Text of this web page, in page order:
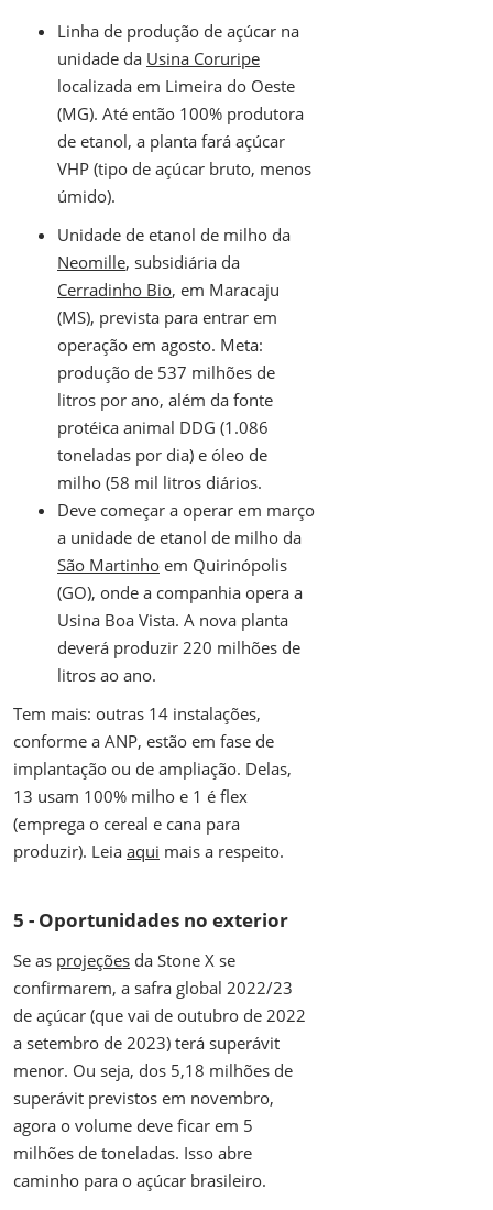
Linha de produção de açúcar na
unidade da Usina Coruripe
localizada em Limeira do Oeste
(MG). Até então 100% produtora
de etanol, a planta fará açúcar
VHP (tipo de açúcar bruto, menos
úmido).
Unidade de etanol de milho da
Neomille, subsidiária da
Cerradinho Bio, em Maracaju
(MS), prevista para entrar em
operação em agosto. Meta:
produção de 537 milhões de
litros por ano, além da fonte
protéica animal DDG (1.086
toneladas por dia) e óleo de
milho (58 mil litros diários.
Deve começar a operar em março
a unidade de etanol de milho da
São Martinho em Quirinópolis
(GO), onde a companhia opera a
Usina Boa Vista. A nova planta
deverá produzir 220 milhões de
litros ao ano.
Tem mais: outras 14 instalações,
conforme a ANP, estão em fase de
implantação ou de ampliação. Delas,
13 usam 100% milho e 1 é flex
(emprega o cereal e cana para
produzir). Leia aqui mais a respeito.
5 - Oportunidades no exterior
Se as projeções da Stone X se
confirmarem, a safra global 2022/23
de açúcar (que vai de outubro de 2022
a setembro de 2023) terá superávit
menor. Ou seja, dos 5,18 milhões de
superávit previstos em novembro,
agora o volume deve ficar em 5
milhões de toneladas. Isso abre
caminho para o açúcar brasileiro.